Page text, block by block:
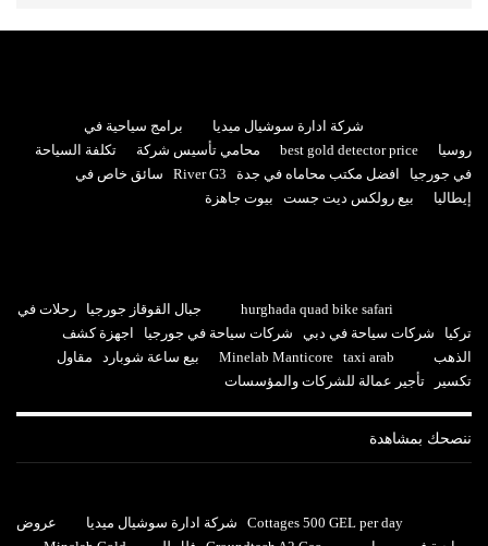
شركة ادارة سوشيال ميديا
برامج سياحية في
روسيا
best gold detector price محامي تأسيس شركة
تكلفة السياحة
في جورجيا
افضل مكتب محاماه في جدة River G3
سائق خاص في
إيطاليا
بيع رولكس ديت جست بيوت جاهزة
hurghada quad bike safari جبال القوقاز جورجيا
رحلات في
تركيا
شركات سياحة في دبي شركات سياحة في جورجيا
اجهزة كشف
الذهب
Minelab Manticore taxi arab بيع ساعة شوبارد
مقاول
تكسير
تأجير عمالة للشركات والمؤسسات
ننصحك بمشاهدة
Cottages 500 GEL per day شركة ادارة سوشيال ميديا
عروض